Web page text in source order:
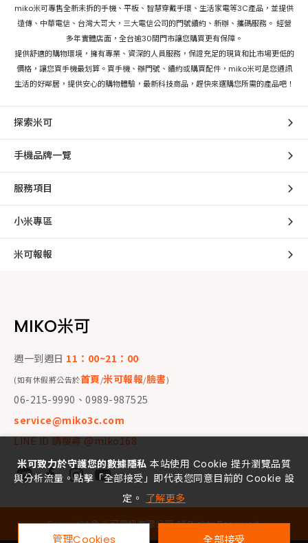
miko米可專售全新未拆的手機、平板、智慧穿戴手環、生活家電等3C產品，並提供
遠傳、中華電信、台灣大哥大，三大電信公司的門號續約、新辦、攜碼服務。 經營
多年實體店面，全台逾30間門市讓您購買更有保障。
提供舒適的購物環境，擁有專業、資深的人員服務，保證充足的現貨和比市場更低的
價格，讓您買手機最划算。買手機、辦門號、續約或購買配件，miko米可是您通訊
生活的好鄰居，提供安心的購物體驗，最新科技商品，趕快來選購您所需的產品吧！
探索米可
手機品牌一覽
服務項目
小米專區
米可報報
MIKO米可
週一到週日 11：00~21：00
(如有休假將公告於首頁/米可報報/臉書)
06-215-9990、0989-987525
service@miko3c.com
LINE ID 請搜尋 @miko168
Copyright ©米可資訊有限公司All Rights Reserved.
米可致力於守護您的數據隱私 本站使用 Cookie 提升瀏覽品質
與分析流量。點擊「全部接受」即代表您同意目前的 Cookie 設
定。 了解更多
管理Cookies 全部接受